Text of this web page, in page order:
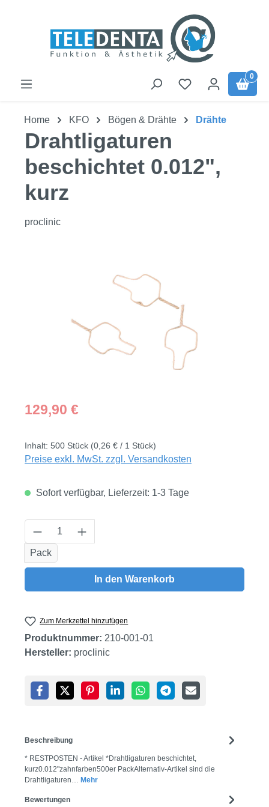
0
Home KFO Bögen & Drähte Drähte
Drahtligaturen
beschichtet 0.012",
kurz
proclinic
Regulärer Preis:
129,90 €
Inhalt: 500 Stück (0,26 € / 1 Stück)
Preise exkl. MwSt. zzgl. Versandkosten
Sofort verfügbar, Lieferzeit: 1-3 Tage
Produkt Anzahl: Gib den gewünschten
Pack
In den Warenkorb
Zum Merkzettel hinzufügen
Produktnummer: 210-001-01
Hersteller: proclinic
Beschreibung
* RESTPOSTEN - Artikel *Drahtligaturen beschichtet,
kurz0.012"zahnfarben500er PackAlternativ-Artikel sind die
Drahtligaturen… Mehr
Bewertungen